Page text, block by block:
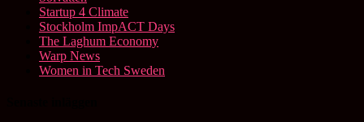
Startup 4 Climate
Stockholm ImpACT Days
The Laghum Economy
Warp News
Women in Tech Sweden